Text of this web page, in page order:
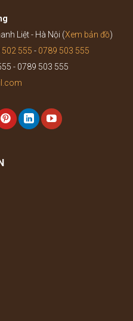
Liệt - Hà Nội (Xem bản đồ)
502 555 - 0789 503 555
- 0789 503 555